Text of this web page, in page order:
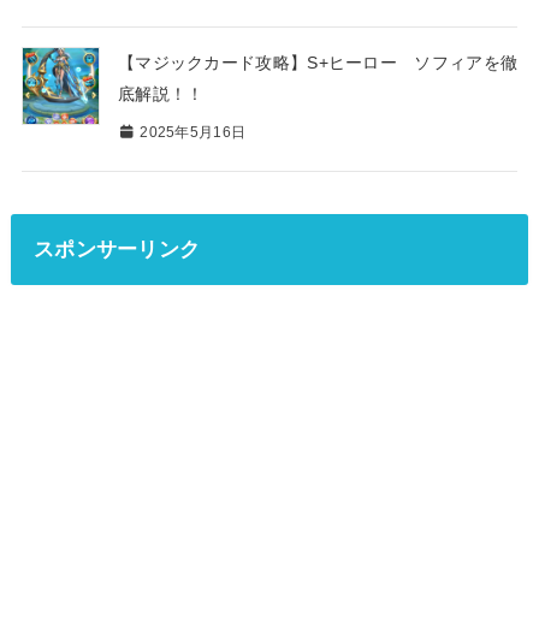
【マジックカード攻略】S+ヒーロー ソフィアを徹
底解説！！
2025年5月16日
スポンサーリンク